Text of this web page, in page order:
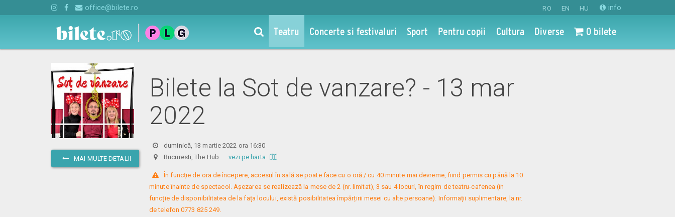
RO EN HU info
office@bilete.ro
Teatru Concerte si festivaluri Sport Pentru copii Cultura Diverse 0 bilete
MAI MULTE DETALII
Bilete la Sot de vanzare? - 13 mar
2022
duminică, 13 martie 2022 ora 16:30
Bucuresti, The Hub vezi pe harta
În funcție de ora de începere, accesul în sală se poate face cu o oră / cu 40 minute mai devreme, fiind permis cu până la 10
minute înainte de spectacol. Așezarea se realizează la mese de 2 (nr. limitat), 3 sau 4 locuri, în regim de teatru-cafenea (în
funcție de disponibilitatea de la fața locului, există posibilitatea împărțirii mesei cu alte persoane). Informații suplimentare, la nr.
de telefon 0773 825 249.